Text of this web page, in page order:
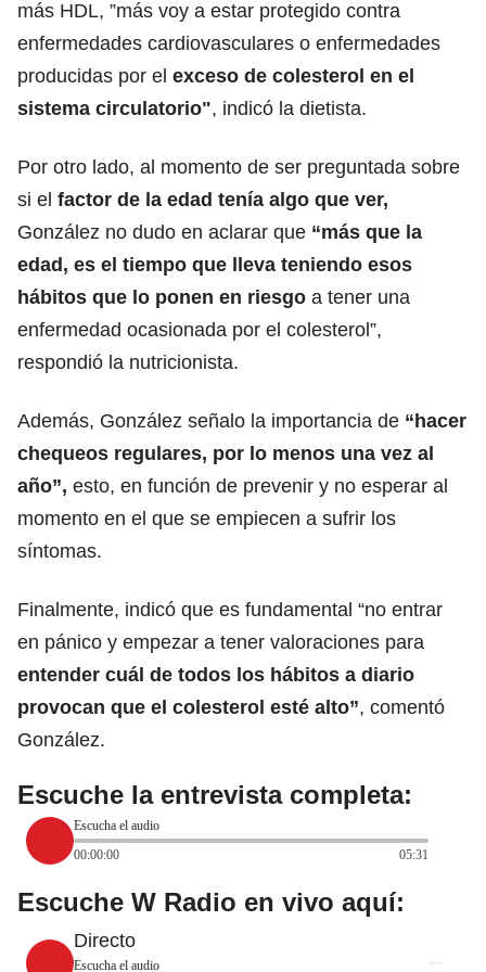
más HDL, ”más voy a estar protegido contra
enfermedades cardiovasculares o enfermedades
producidas por el exceso de colesterol en el
sistema circulatorio", indicó la dietista.
Por otro lado, al momento de ser preguntada sobre
si el factor de la edad tenía algo que ver,
González no dudo en aclarar que “más que la
edad, es el tiempo que lleva teniendo esos
hábitos que lo ponen en riesgo a tener una
enfermedad ocasionada por el colesterol”,
respondió la nutricionista.
Además, González señalo la importancia de “hacer
chequeos regulares, por lo menos una vez al
año”, esto, en función de prevenir y no esperar al
momento en el que se empiecen a sufrir los
síntomas.
Finalmente, indicó que es fundamental “no entrar
en pánico y empezar a tener valoraciones para
entender cuál de todos los hábitos a diario
provocan que el colesterol esté alto”, comentó
González.
Escuche la entrevista completa:
Escucha el audio
00:00:00
05:31
Escuche W Radio en vivo aquí:
Directo
Escucha el audio